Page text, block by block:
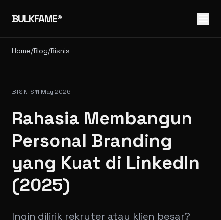
BULKFAME®
Home/Blog/Bisnis
BISNIS11 May 2026
Rahasia Membangun
Personal Branding
yang Kuat di LinkedIn
(2025)
Ingin dilirik rekruter atau klien besar?